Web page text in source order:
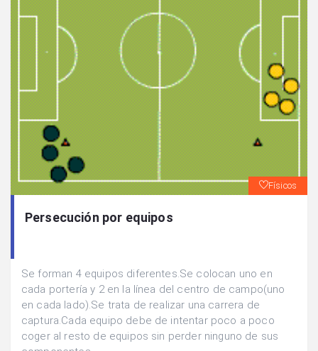
Físicos
Persecución por equipos
Se forman 4 equipos diferentes.Se colocan uno en
cada portería y 2 en la línea del centro de campo(uno
en cada lado).Se trata de realizar una carrera de
captura.Cada equipo debe de intentar poco a poco
coger al resto de equipos sin perder ninguno de sus